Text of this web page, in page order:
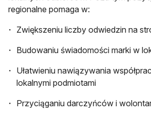
regionalne pomaga w:
Zwiększeniu liczby odwiedzin na
Budowaniu świadomości marki w
Ułatwieniu nawiązywania
lokalnymi podmiotami
Przyciąganiu darczyńców i